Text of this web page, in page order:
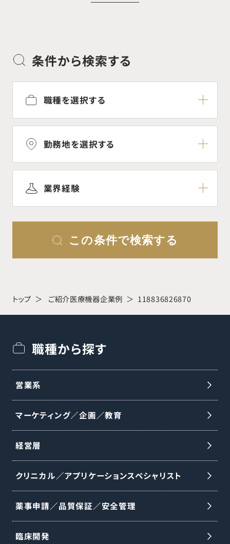
条件から検索する
職種を選択する
勤務地を選択する
業界経験
この条件で検索する
トップ ご紹介医療機器企業例 118836826870
職種から探す
営業系
マーケティング／企画／教育
経営層
クリニカル／アプリケーションスペシャリスト
薬事申請／品質保証／安全管理
臨床開発